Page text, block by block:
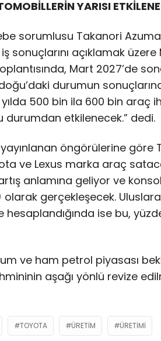
YARISI
sorumlusu Takanori
sonuçlarını açıklamak üzere
Mart 2027’de
durumun
500 bin ila 600 bin araç
durumdan etkilenecek.” dedi.
yayınlanan öngörülerine
ve Lexus marka araç
anlamına geliyor ve
gerçekleşecek.
ise bu,
ve ham petrol piyasası
aşağı yönlü revize
TOYOTA ÜRETIM ÜRETIMI